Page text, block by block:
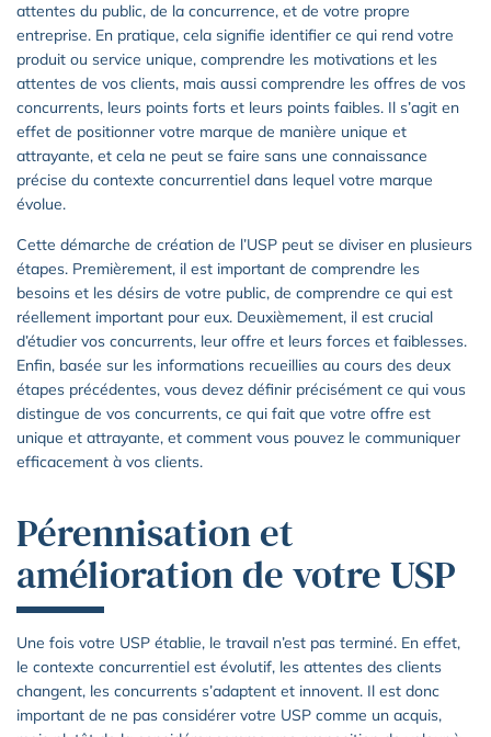
attentes du public, de la concurrence, et de votre propre
entreprise. En pratique, cela signifie identifier ce qui rend votre
produit ou service unique, comprendre les motivations et les
attentes de vos clients, mais aussi comprendre les offres de vos
concurrents, leurs points forts et leurs points faibles. Il s’agit en
effet de positionner votre marque de manière unique et
attrayante, et cela ne peut se faire sans une connaissance
précise du contexte concurrentiel dans lequel votre marque
évolue.
Cette démarche de création de l’USP peut se diviser en plusieurs
étapes. Premièrement, il est important de comprendre les
besoins et les désirs de votre public, de comprendre ce qui est
réellement important pour eux. Deuxièmement, il est crucial
d’étudier vos concurrents, leur offre et leurs forces et faiblesses.
Enfin, basée sur les informations recueillies au cours des deux
étapes précédentes, vous devez définir précisément ce qui vous
distingue de vos concurrents, ce qui fait que votre offre est
unique et attrayante, et comment vous pouvez le communiquer
efficacement à vos clients.
Pérennisation et
amélioration de votre USP
Une fois votre USP établie, le travail n’est pas terminé. En effet,
le contexte concurrentiel est évolutif, les attentes des clients
changent, les concurrents s’adaptent et innovent. Il est donc
important de ne pas considérer votre USP comme un acquis,